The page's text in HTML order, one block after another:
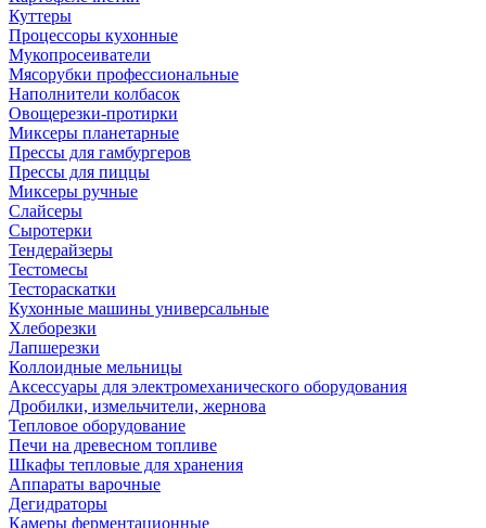
Куттеры
Процессоры кухонные
Мукопросеиватели
Мясорубки профессиональные
Наполнители колбасок
Овощерезки-протирки
Миксеры планетарные
Прессы для гамбургеров
Прессы для пиццы
Миксеры ручные
Слайсеры
Сыротерки
Тендерайзеры
Тестомесы
Тестораскатки
Кухонные машины универсальные
Хлеборезки
Лапшерезки
Коллоидные мельницы
Аксессуары для электромеханического оборудования
Дробилки, измельчители, жернова
Тепловое оборудование
Печи на древесном топливе
Шкафы тепловые для хранения
Аппараты варочные
Дегидраторы
Камеры ферментационные